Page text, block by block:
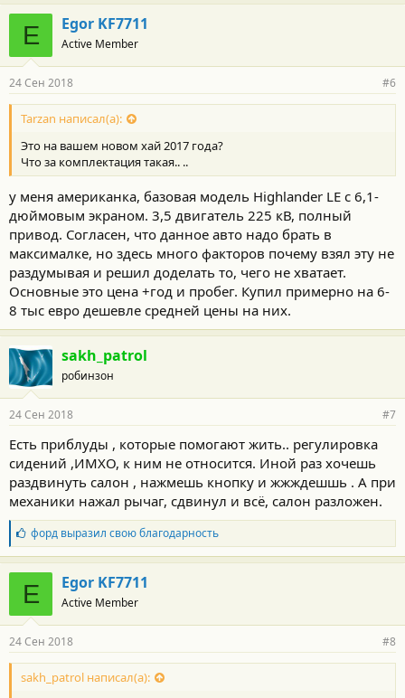
E Egor KF7711
Active Member
24 Сен 2018 #6
Tarzan написал(а):
Это на вашем новом хай 2017 года?
Что за комплектация такая.. ..
у меня американка, базовая модель Highlander LE с 6,1-
дюймовым экраном. 3,5 двигатель 225 кВ, полный
привод. Согласен, что данное авто надо брать в
максималке, но здесь много факторов почему взял эту не
раздумывая и решил доделать то, чего не хватает.
Основные это цена +год и пробег. Купил примерно на 6-
8 тыс евро дешевле средней цены на них.
sakh_patrol
робинзон
24 Сен 2018 #7
Есть приблуды , которые помогают жить.. регулировка
сидений ,ИМХО, к ним не относится. Иной раз хочешь
раздвинуть салон , нажмешь кнопку и жжждешшь . А при
механики нажал рычаг, сдвинул и всё, салон разложен.
Б
л
а
г
о
д
а
н
о
с
фордвыразил свою благодарность
E Egor KF7711
Active Member
24 Сен 2018 #8
sakh_patrol написал(а):